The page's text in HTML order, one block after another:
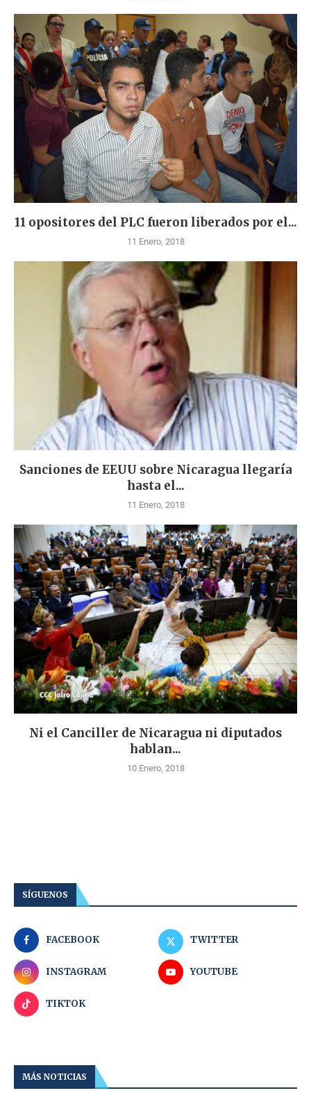
11 opositores del PLC fueron liberados por el...
11 Enero, 2018
Sanciones de EEUU sobre Nicaragua llegaría
hasta el...
11 Enero, 2018
Ni el Canciller de Nicaragua ni diputados
hablan...
10 Enero, 2018
SÍGUENOS
FACEBOOK TWITTER
INSTAGRAM YOUTUBE
TIKTOK
MÁS NOTICIAS